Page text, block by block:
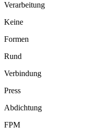
Verarbeitung
Keine
Formen
Rund
Verbindung
Press
Abdichtung
FPM